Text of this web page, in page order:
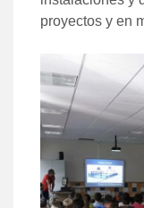
proyectos y en